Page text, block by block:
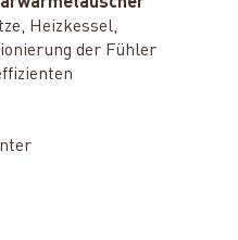
Heizkessel,
der Fühler